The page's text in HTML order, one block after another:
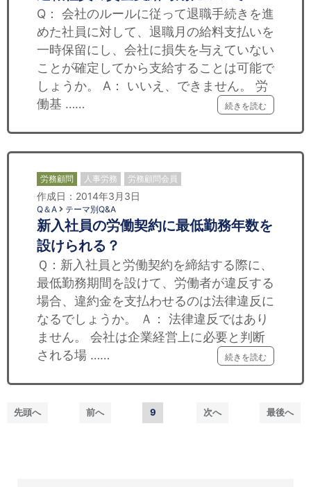
Q： 会社のルールに従って退職手続きを進
めた社員に対して、退職月の給料支払いを
一時保留にし、会社に損失を与えていない
ことが確定してから支給することは可能で
しょうか。 A： いいえ、できません。 労
働基 ……
続きを読む
労務顧問 人事労務 労務顧問会員
作成日：2014年3月3日
Q＆A テーマ別Q&A
新入社員の労働契約に最低勤務年数を
設けられる？
Ｑ：新入社員と労働契約を締結する際に、
最低勤務期間を設けて、労働者が違反する
場合、違約金を支払わせるのは法律違反に
なるでしょうか。 Ａ： 法律違反ではあり
ません。 会社は企業経営上に必要と判断
される場 ……
続きを読む
先頭へ 前へ 9 次へ 最後へ